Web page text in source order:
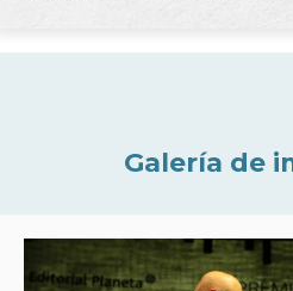
Galería de